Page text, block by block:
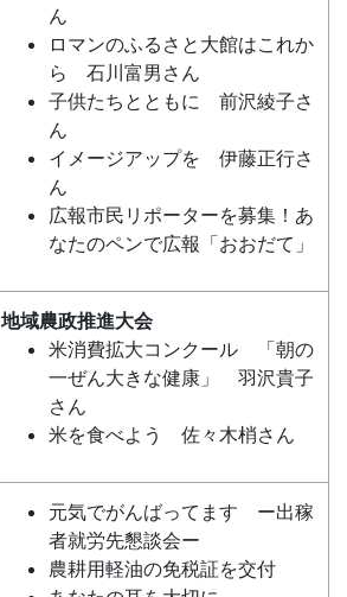
ん
ロマンのふるさと大館はこれか
ら 石川富男さん
子供たちとともに 前沢綾子さ
ん
イメージアップを 伊藤正行さ
ん
広報市民リポーターを募集！あ
なたのペンで広報「おおだて」
地域農政推進大会
米消費拡大コンクール 「朝の
一ぜん大きな健康」 羽沢貴子
さん
米を食べよう 佐々木梢さん
元気でがんばってます ー出稼
者就労先懇談会ー
農耕用軽油の免税証を交付